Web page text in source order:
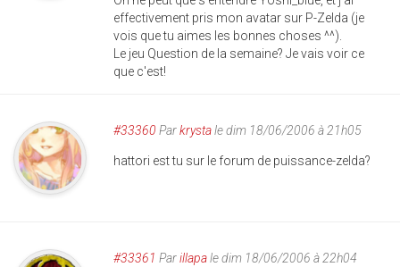
effectivement pris mon avatar sur P-Zelda (je
vois que tu aimes les bonnes choses ^^).
Le jeu Question de la semaine? Je vais voir ce
que c'est!
#33360 Parkrystale dim 18/06/2006 à 21h05
hattori est tu sur le forum de puissance-zelda?
#33361 Parillapale dim 18/06/2006 à 22h04